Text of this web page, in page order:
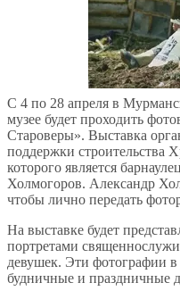
С 4 по 28 апреля в
музее будет проходить
Староверы». Выставка
поддержки строительства
которого является
Холмогоров. Александр
чтобы лично передать
На выставке будет
портретами
девушек. Эти фотографии
будничные и праздничные